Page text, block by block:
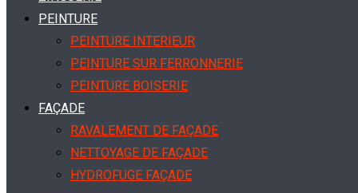
PEINTURE
PEINTURE INTERIEUR
PEINTURE SUR FERRONNERIE
PEINTURE BOISERIE
FAÇADE
RAVALEMENT DE FAÇADE
NETTOYAGE DE FAÇADE
HYDROFUGE FAÇADE